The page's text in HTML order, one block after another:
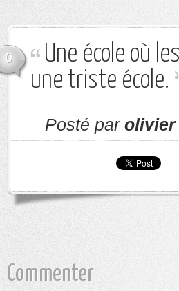
0
Une école où
une triste école.
Posté par olivier
Commenter